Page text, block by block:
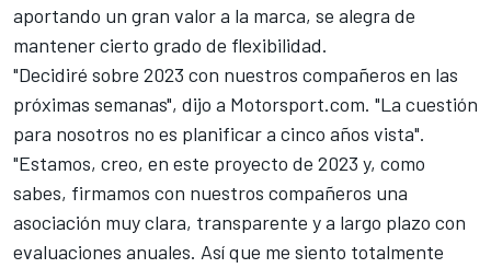
aportando un gran valor a la marca, se alegra de
mantener cierto grado de flexibilidad.
"Decidiré sobre 2023 con nuestros compañeros en las
próximas semanas", dijo a Motorsport.com. "La cuestión
para nosotros no es planificar a cinco años vista".
"Estamos, creo, en este proyecto de 2023 y, como
sabes, firmamos con nuestros compañeros una
asociación muy clara, transparente y a largo plazo con
evaluaciones anuales. Así que me siento totalmente